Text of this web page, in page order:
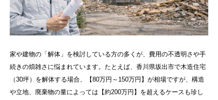
家や建物の「解体」を検討している方の多くが、費用の不透明さや手
続きの煩雑さに悩まれています。たとえば、香川県坂出市で木造住宅
（30坪）を解体する場合、【80万円～150万円】が相場ですが、構造
や立地、廃棄物の量によっては【約200万円】を超えるケースも珍し